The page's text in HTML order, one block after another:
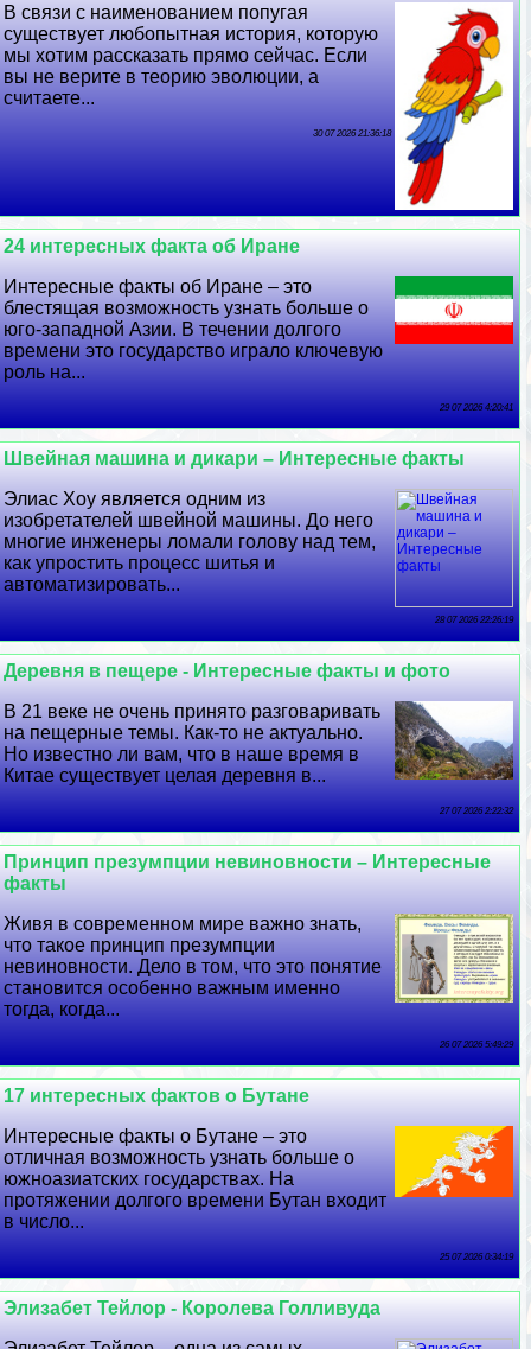
В связи с наименованием попугая
существует любопытная история, которую
мы хотим рассказать прямо сейчас. Если
вы не верите в теорию эволюции, а
считаете...
30 07 2026 21:36:18
24 интересных факта об Иране
Интересные факты об Иране – это
блестящая возможность узнать больше о
юго-западной Азии. В течении долгого
времени это государство играло ключевую
роль на...
29 07 2026 4:20:41
Швейная машина и дикари – Интересные факты
Элиас Хоу является одним из
изобретателей швейной машины. До него
многие инженеры ломали голову над тем,
как упростить процесс шитья и
автоматизировать...
28 07 2026 22:26:19
Деревня в пещере - Интересные факты и фото
В 21 веке не очень принято разговаривать
на пещерные темы. Как-то не актуально.
Но известно ли вам, что в наше время в
Китае существует целая деревня в...
27 07 2026 2:22:32
Принцип презумпции невиновности – Интересные
факты
Живя в современном мире важно знать,
что такое принцип презумпции
невиновности. Дело в том, что это понятие
становится особенно важным именно
тогда, когда...
26 07 2026 5:49:29
17 интересных фактов о Бутане
Интересные факты о Бутане – это
отличная возможность узнать больше о
южноазиатских государствах. На
протяжении долгого времени Бутан входит
в число...
25 07 2026 0:34:19
Элизабет Тейлор - Королева Голливуда